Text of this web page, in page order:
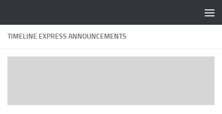
TIMELINE EXPRESS ANNOUNCEMENTS